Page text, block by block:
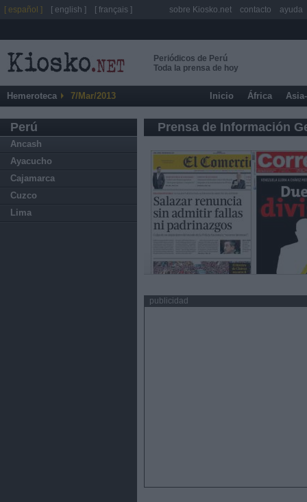
Periódicos de Perú
Toda la prensa de hoy
Hemeroteca 7/Mar/2013 Inicio África
Perú
Ancash
Ayacucho
Cajamarca
Cuzco
Lima
Prensa de Información
publicidad
[ español ] [ english ] [ français ] sobre Kiosko.net contacto ayuda